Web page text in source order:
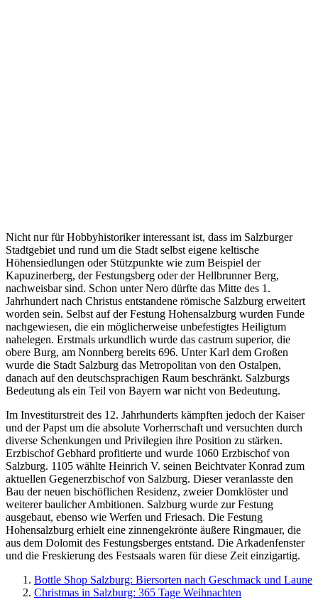
Nicht nur für Hobbyhistoriker interessant ist, dass im Salzburger
Stadtgebiet und rund um die Stadt selbst eigene keltische
Höhensiedlungen oder Stützpunkte wie zum Beispiel der
Kapuzinerberg, der Festungsberg oder der Hellbrunner Berg,
nachweisbar sind. Schon unter Nero dürfte das Mitte des 1.
Jahrhundert nach Christus entstandene römische Salzburg erweitert
worden sein. Selbst auf der Festung Hohensalzburg wurden Funde
nachgewiesen, die ein möglicherweise unbefestigtes Heiligtum
nahelegen. Erstmals urkundlich wurde das castrum superior, die
obere Burg, am Nonnberg bereits 696. Unter Karl dem Großen
wurde die Stadt Salzburg das Metropolitan von den Ostalpen,
danach auf den deutschsprachigen Raum beschränkt. Salzburgs
Bedeutung als ein Teil von Bayern war nicht von Bedeutung.
Im Investiturstreit des 12. Jahrhunderts kämpften jedoch der Kaiser
und der Papst um die absolute Vorherrschaft und versuchten durch
diverse Schenkungen und Privilegien ihre Position zu stärken.
Erzbischof Gebhard profitierte und wurde 1060 Erzbischof von
Salzburg. 1105 wählte Heinrich V. seinen Beichtvater Konrad zum
aktuellen Gegenerzbischof von Salzburg. Dieser veranlasste den
Bau der neuen bischöflichen Residenz, zweier Domklöster und
weiterer baulicher Ambitionen. Salzburg wurde zur Festung
ausgebaut, ebenso wie Werfen und Friesach. Die Festung
Hohensalzburg erhielt eine zinnengekrönte äußere Ringmauer, die
aus dem Dolomit des Festungsberges entstand. Die Arkadenfenster
und die Freskierung des Festsaals waren für diese Zeit einzigartig.
Bottle Shop Salzburg: Biersorten nach Geschmack und Laune
Christmas in Salzburg: 365 Tage Weihnachten